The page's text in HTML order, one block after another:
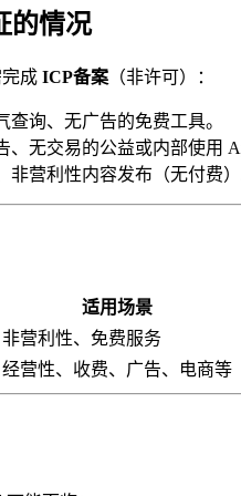
的情况
成 ICP备案 （非许可）：
查询、无广告的免费工具。
、无交易的公益或内部使用
非营利性内容发布（无付费）
适用场景
非营利性、免费服务
经营性、收费、广告、电商等